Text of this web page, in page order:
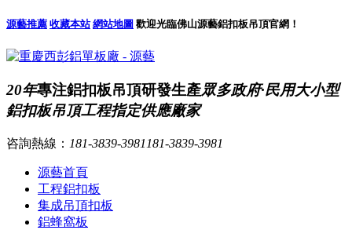
源藝推薦 收藏本站 網站地圖 歡迎光臨佛山源藝鋁扣板吊頂官網！
20年專注鋁扣板吊頂研發生產眾多政府·民用大小型
鋁扣板吊頂工程指定供應廠家
咨詢熱線： 181-3839-3981 181-3839-3981
源藝首頁
工程鋁扣板
集成吊頂扣板
鋁蜂窩板